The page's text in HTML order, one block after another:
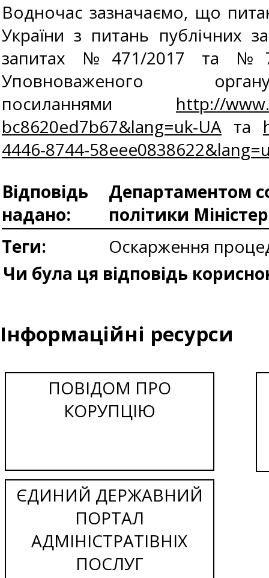
Водночас зазначаємо, що
України з питань публічних
запитах №471/2017 та
Уповноваженого
посиланнями http://
bc8620ed7b67&lang=uk-UA та
4446-8744-
Відповідь
надано:
Департаментом
політики
Теги:
Оскарження
Чи була ця відповідь
Інформаційні ресурси
ПОВІДОМ ПРО
КОРУПЦІЮ
ЄДИНИЙ ДЕРЖАВНИЙ
ПОРТАЛ
АДМІНІСТРАТІВНІХ
ПОСЛУГ